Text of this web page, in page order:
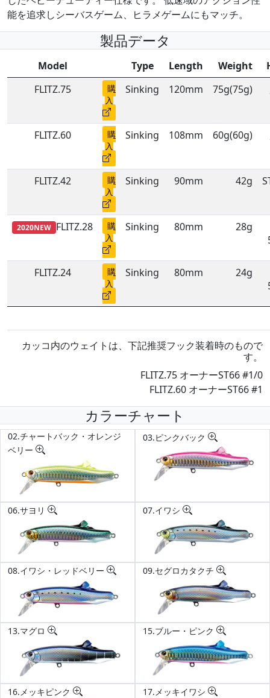
能を追求しシーバスゲーム、ヒラメゲームにもマッチ。
製品データ
Model Type Length Weight
FLITZ.75
購
入
Sinking 120mm 75g(75g)
FLITZ.60
購
入
Sinking 108mm 60g(60g)
FLITZ.42
購
入
Sinking 90mm 42g
2020NEW FLITZ.28
購
入
Sinking 80mm
28g
FLITZ.24
購
入
Sinking 80mm
24g
カッコ内のウェイトは、下記推奨フック装着時のもので
す。
FLITZ.75 オーナーST66 #1/0
FLITZ.60 オーナーST66 #1
カラーチャート
02.チャートバック・オレンジ
ベリー
03.ピンクバック
06.サヨリ 07.イワシ
08.イワシ・レッドベリー 09.セグロカタクチ
13.マグロ 15.ブルー・ピンク
16.メッキピンク 17.メッキイワシ